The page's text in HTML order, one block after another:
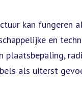
kan fungeren
en
plaatsbepaling,
als uiterst